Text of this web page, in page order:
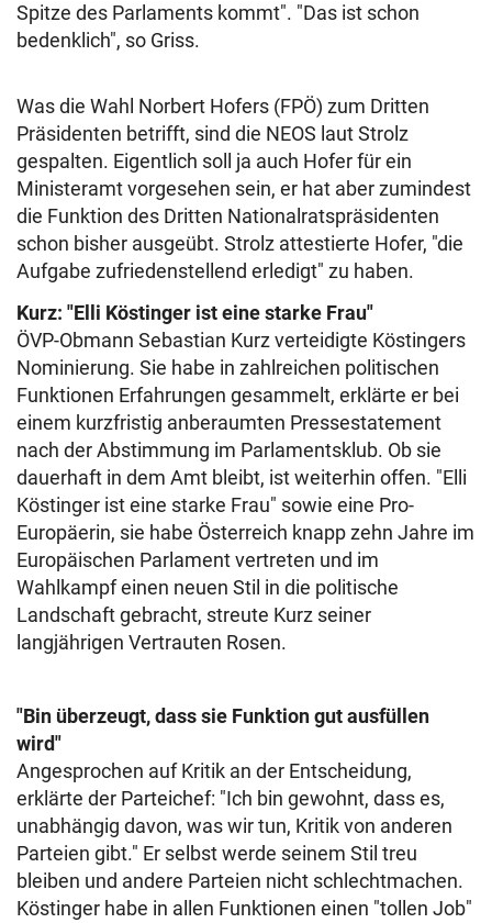
Spitze des Parlaments kommt". "Das ist schon
bedenklich", so Griss.
Was die Wahl Norbert Hofers (FPÖ) zum Dritten
Präsidenten betrifft, sind die NEOS laut Strolz
gespalten. Eigentlich soll ja auch Hofer für ein
Ministeramt vorgesehen sein, er hat aber zumindest
die Funktion des Dritten Nationalratspräsidenten
schon bisher ausgeübt. Strolz attestierte Hofer, "die
Aufgabe zufriedenstellend erledigt" zu haben.
Kurz: "Elli Köstinger ist eine starke Frau"
ÖVP-Obmann Sebastian Kurz verteidigte Köstingers
Nominierung. Sie habe in zahlreichen politischen
Funktionen Erfahrungen gesammelt, erklärte er bei
einem kurzfristig anberaumten Pressestatement
nach der Abstimmung im Parlamentsklub. Ob sie
dauerhaft in dem Amt bleibt, ist weiterhin offen. "Elli
Köstinger ist eine starke Frau" sowie eine Pro-
Europäerin, sie habe Österreich knapp zehn Jahre im
Europäischen Parlament vertreten und im
Wahlkampf einen neuen Stil in die politische
Landschaft gebracht, streute Kurz seiner
langjährigen Vertrauten Rosen.
"Bin überzeugt, dass sie Funktion gut ausfüllen
wird"
Angesprochen auf Kritik an der Entscheidung,
erklärte der Parteichef: "Ich bin gewohnt, dass es,
unabhängig davon, was wir tun, Kritik von anderen
Parteien gibt." Er selbst werde seinem Stil treu
bleiben und andere Parteien nicht schlechtmachen.
Köstinger habe in allen Funktionen einen "tollen Job"